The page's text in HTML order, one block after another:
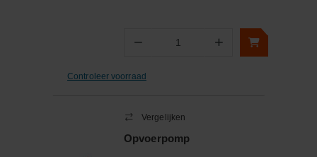
− Aantal +
Controleer voorraad
Vergelijken
Opvoerpomp